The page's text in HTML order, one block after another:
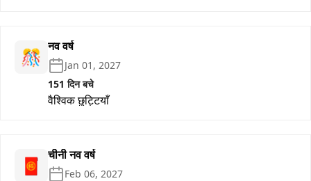
🎊 नव वर्ष
Jan 01, 2027
151 दिन बचे
वैश्विक छुट्टियाँ
🧧 चीनी नव वर्ष
Feb 06, 2027